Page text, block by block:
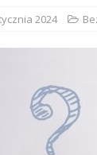
2024